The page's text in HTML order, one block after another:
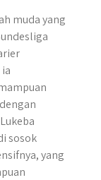
muda yang
sosok
yang